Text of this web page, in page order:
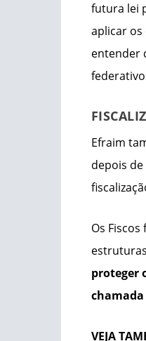
futura lei
aplicar
entender
Efraim
depois
Os
proteger
VEJA